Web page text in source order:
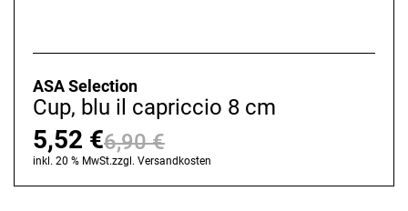
ASA Selection
Cup, blu il capriccio 8 cm
6,90€
Ursprünglicher
5,52 €
Aktueller
inkl. 20 % MwSt.zzgl. Versandkosten